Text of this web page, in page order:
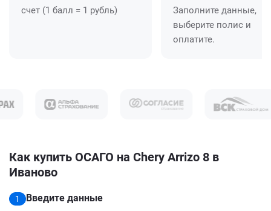
счет (1 балл = 1 рубль)
Заполните данные,
выберите полис и
оплатите.
Как купить ОСАГО на Chery Arrizo 8 в
Иваново
1
Введите данные